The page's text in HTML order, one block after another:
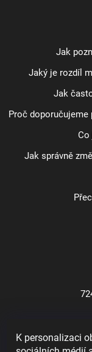
K personalizaci
Jak
Jaký je rozdíl
Jak
Proč
Co
Jak správně